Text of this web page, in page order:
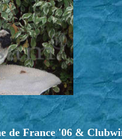
de France '06 &